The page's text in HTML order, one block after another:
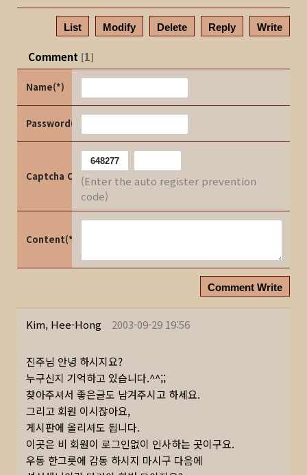
List Modify Delete Reply Write
Comment [1]
Name(*)
Password(*)
Captcha Code(Enter the auto register prevention
code)
Content(*)
Comment Write
Kim, Hee-Hong 2003-09-29 19:56
진주님 안녕 하시지요?
누구신지 기억하고 있습니다.^^;;
찾아주셔서 좋은글도 남겨주시고 하세요.
그리고 회원 이시잖아요,
게시판에 올리셔도 됩니다.
이곳은 비 회원이 로그인없이 인사하는 곳이구요.
우동 한그릇에 감동 하시지 마시구 다음에